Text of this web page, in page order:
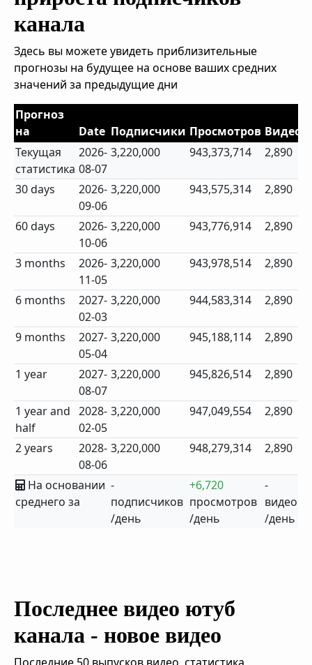
канала
Здесь вы можете увидеть приблизительные
прогнозы на будущее на основе ваших средних
значений за предыдущие дни
Прогноз
на
Date Подписчики Просмотров Видео
Текущая
статистика
2026-
08-07
3,220,000 943,373,714 2,890
30 days
2026-
09-06
3,220,000 943,575,314 2,890
60 days
2026-
10-06
3,220,000 943,776,914 2,890
3 months
2026-
11-05
3,220,000 943,978,514 2,890
6 months
2027-
02-03
3,220,000 944,583,314 2,890
9 months
2027-
05-04
3,220,000 945,188,114 2,890
1 year
2027-
08-07
3,220,000 945,826,514 2,890
1 year and
half
2028-
02-05
3,220,000 947,049,554 2,890
2 years
2028-
08-06
3,220,000 948,279,314 2,890
На основании
среднего за
-
подписчиков
/день
+6,720
просмотров
/день
-
видео
/день
Последнее видео ютуб
канала - новое видео